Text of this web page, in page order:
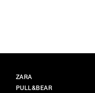
BRAND
ZARA
PULL&BEAR